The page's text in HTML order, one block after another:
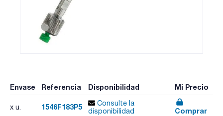
Envase Referencia Disponibilidad Mi Precio
x u. 1546F183P5
Consulte la
disponibilidad
Comprar